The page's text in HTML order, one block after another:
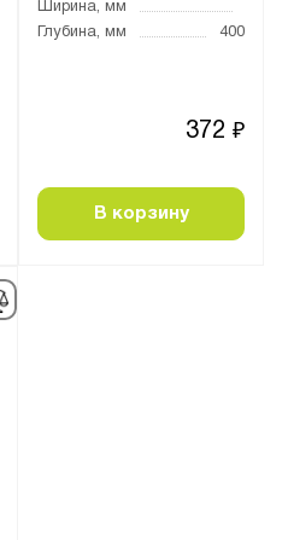
Ширина, мм
Глубина, мм
400
372 ₽
В корзину